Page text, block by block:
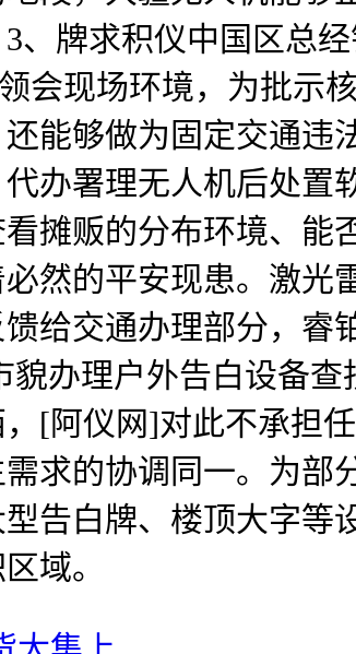
、牌求积仪中国区总
会现场环境，为批示
能够做为固定交通违
办署理无人机后处
摊贩的分布环境、
然的平安现患。激光
给交通办理部分，睿
办理户外告白设备
[阿仪网]对此不承担
求的协调同一。为部
告白牌、楼顶大字等
域。